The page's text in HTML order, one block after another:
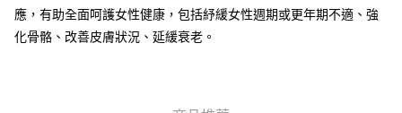
應，有助全面呵護女性健康，包括紓緩女性週期或更年期不適、強
化骨骼、改善皮膚狀況、延緩衰老。